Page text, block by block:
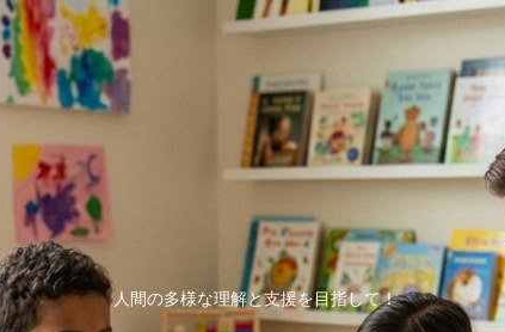
人間の多様な理解と支援を目指して！